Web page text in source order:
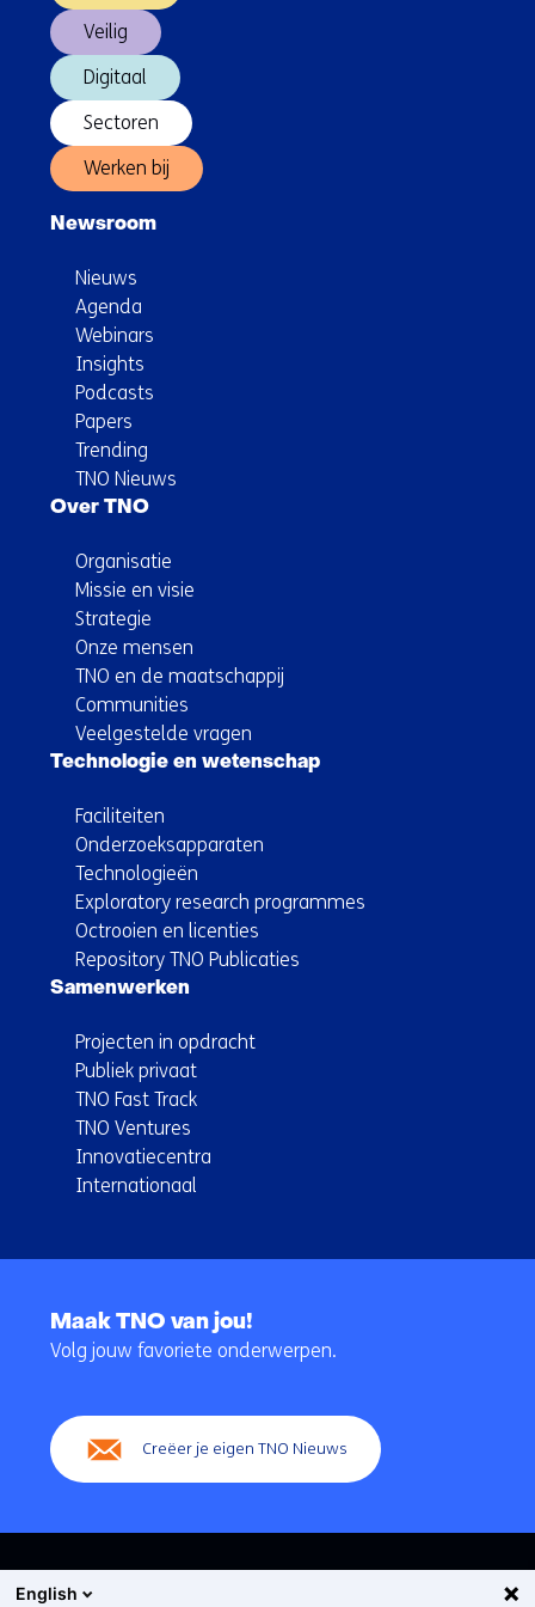
Veilig
Digitaal
Sectoren
Werken bij
Newsroom
Nieuws
Agenda
Webinars
Insights
Podcasts
Papers
Trending
TNO Nieuws
Over TNO
Organisatie
Missie en visie
Strategie
Onze mensen
TNO en de maatschappij
Communities
Veelgestelde vragen
Technologie en wetenschap
Faciliteiten
Onderzoeksapparaten
Technologieën
Exploratory research programmes
Octrooien en licenties
Repository TNO Publicaties
Samenwerken
Projecten in opdracht
Publiek privaat
TNO Fast Track
TNO Ventures
Innovatiecentra
Internationaal
navigatie
Maak TNO van jou!
Volg jouw favoriete onderwerpen.
Creëer je eigen TNO Nieuws
English